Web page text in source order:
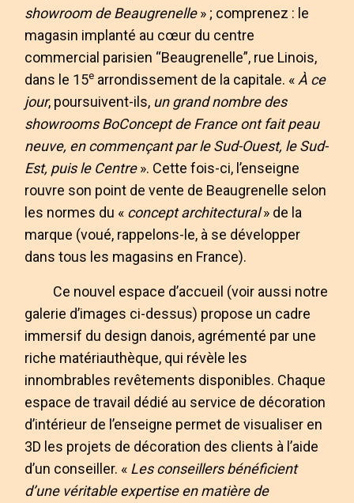
showroom de Beaugrenelle» ; comprenez : le
magasin implanté au cœur du centre
commercial parisien “Beaugrenelle”, rue Linois,
dans le 15e arrondissement de la capitale. «À ce
jour, poursuivent-ils, un grand nombre des
showrooms BoConcept de France ont fait peau
neuve, en commençant par le Sud-Ouest, le Sud-
Est, puis le Centre». Cette fois-ci, l’enseigne
rouvre son point de vente de Beaugrenelle selon
les normes du « concept architectural» de la
marque (voué, rappelons-le, à se développer
dans tous les magasins en France).
Ce nouvel espace d’accueil (voir aussi notre
galerie d’images ci-dessus) propose un cadre
immersif du design danois, agrémenté par une
riche matériauthèque, qui révèle les
innombrables revêtements disponibles. Chaque
espace de travail dédié au service de décoration
d’intérieur de l’enseigne permet de visualiser en
3D les projets de décoration des clients à l’aide
d’un conseiller. « Les conseillers bénéficient
d’une véritable expertise en matière de